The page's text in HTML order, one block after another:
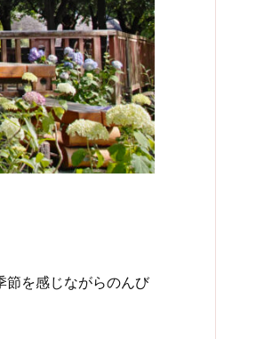
を感じながらのんび